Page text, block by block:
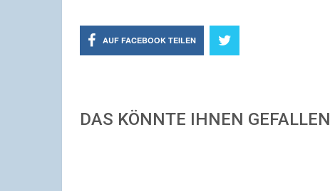
AUF FACEBOOK TEILEN
DAS KÖNNTE IHNEN GEFALLEN